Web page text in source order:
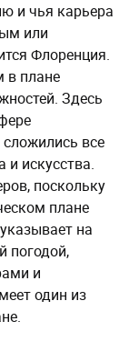
и чья карьера
или
Флоренция.
в плане
Здесь
все
и искусства.
поскольку
плане
на
погодой,
и
один из